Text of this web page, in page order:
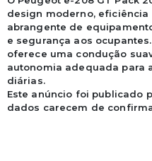
design moderno,
abrangente de
e segurança aos
oferece uma condução
autonomia adequada para
diárias.
Este anúncio foi publicado
dados carecem de